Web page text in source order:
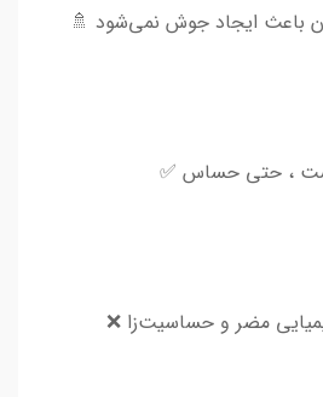
باعث ایجاد جوش نمی‌شود 🚿
، حتی حساس ✅
مضر و حساسیت‌زا ❌